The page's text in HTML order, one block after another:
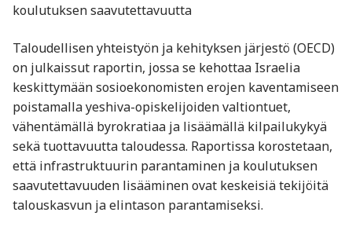
koulutuksen saavutettavuutta
Taloudellisen yhteistyön ja kehityksen järjestö (OECD)
on julkaissut raportin, jossa se kehottaa Israelia
keskittymään sosioekonomisten erojen kaventamiseen
poistamalla yeshiva-opiskelijoiden valtiontuet,
vähentämällä byrokratiaa ja lisäämällä kilpailukykyä
sekä tuottavuutta taloudessa. Raportissa korostetaan,
että infrastruktuurin parantaminen ja koulutuksen
saavutettavuuden lisääminen ovat keskeisiä tekijöitä
talouskasvun ja elintason parantamiseksi. ​